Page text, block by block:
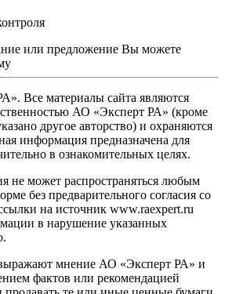
или предложение Вы можете
Все материалы сайта являются
АО «Эксперт РА» (кроме
другое авторство) и охраняются
информация предназначена для
в ознакомительных целях.
не может распространяться любым
без предварительного согласия со
на источник www.raexpert.ru
в нарушение указанных
мнение АО «Эксперт РА» и
фактов или рекомендацией